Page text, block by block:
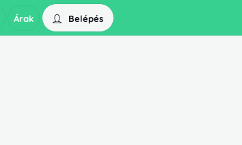
Árak Belépés